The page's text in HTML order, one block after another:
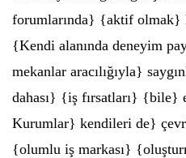
forumlarında} {aktif olmak}
{Kendi alanında deneyim
mekanlar aracılığıyla}
dahası} {iş fırsatları}
Kurumlar} kendileri de}
{olumlu iş markası}